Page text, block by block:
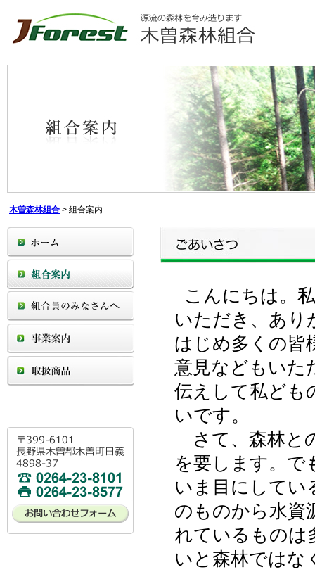
木曽森林組合 > 組合案内
こんにちは。
いただき、あり
はじめ多くの皆
意見などもいた
伝えして私ども
いです。
さて、森林と
を要します。で
いま目にしてい
のものから水資
れているものは
いと森林ではな